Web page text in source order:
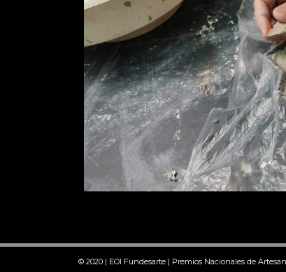
© 2020 | EOI Fundesarte | Premios Nacionales de